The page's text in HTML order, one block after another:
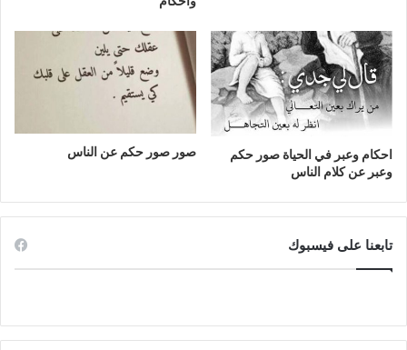
احكام وعبر في الحياة صور حكم
وعبر عن كلام الناس
صور صور حكم عن الناس
تابعنا على فيسبوك